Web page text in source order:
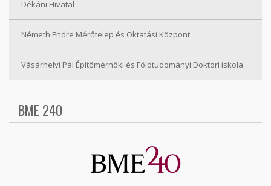
Dékáni Hivatal
Németh Endre Mérőtelep és Oktatási Központ
Vásárhelyi Pál Építőmérnöki és Földtudományi Doktori iskola
BME 240